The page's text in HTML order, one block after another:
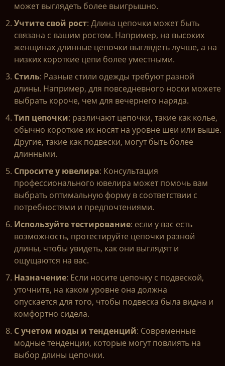
может выглядеть более выигрышно.
Учтите свой рост: Длина цепочки может быть
связана с вашим ростом. Например, на высоких
женщинах длинные цепочки выглядеть лучше, а на
низких короткие цепи более уместными.
Стиль: Разные стили одежды требуют разной
длины. Например, для повседневного носки можете
выбрать короче, чем для вечернего наряда.
Тип цепочки: различают цепочки, такие как колье,
обычно короткие их носят на уровне шеи или выше.
Другие, такие как подвески, могут быть более
длинными.
Спросите у ювелира: Консультация
профессионального ювелира может помочь вам
выбрать оптимальную форму в соответствии с
потребностями и предпочтениями.
Используйте тестирование: если у вас есть
возможность, протестируйте цепочки разной
длины, чтобы увидеть, как они выглядят и
ощущаются на вас.
Назначение: Если носите цепочку с подвеской,
уточните, на каком уровне она должна
опускается для того, чтобы подвеска была видна и
комфортно сидела.
С учетом моды и тенденций: Современные
модные тенденции, которые могут повлиять на
выбор длины цепочки.